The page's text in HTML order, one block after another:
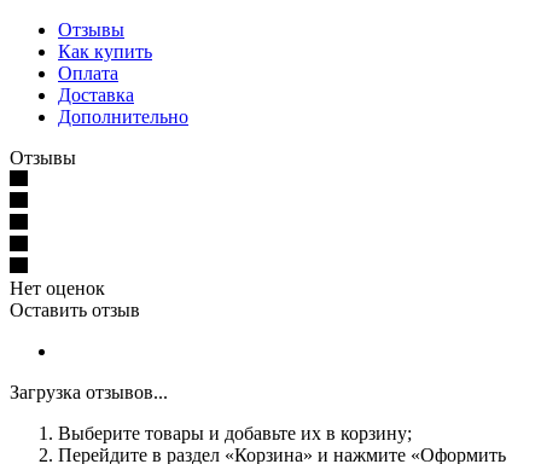
Отзывы
Как купить
Оплата
Доставка
Дополнительно
Отзывы
Нет оценок
Оставить отзыв
Загрузка отзывов...
Выберите товары и добавьте их в корзину;
Перейдите в раздел «Корзина» и нажмите «Оформить